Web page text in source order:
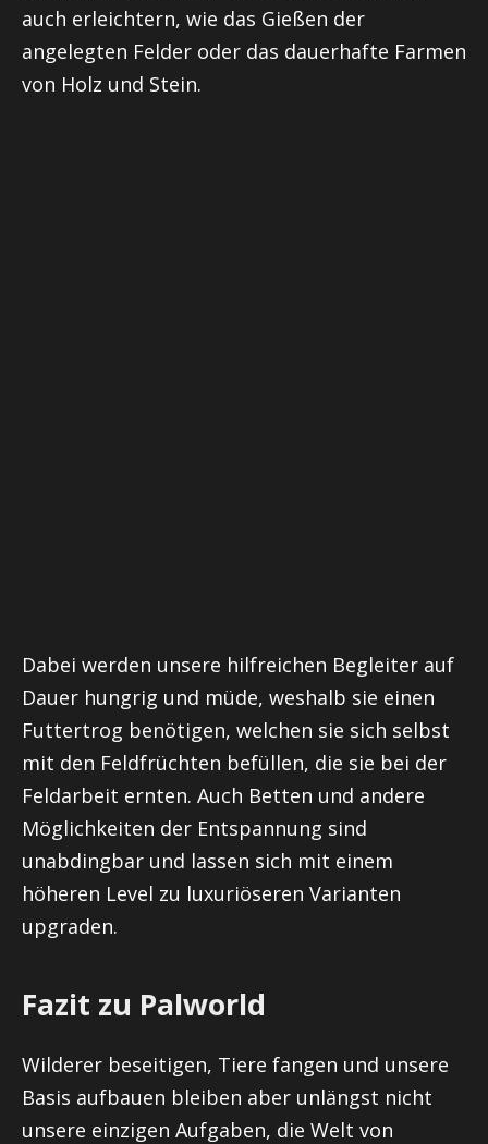
auch erleichtern, wie das Gießen der
angelegten Felder oder das dauerhafte Farmen
von Holz und Stein.
Dabei werden unsere hilfreichen Begleiter auf
Dauer hungrig und müde, weshalb sie einen
Futtertrog benötigen, welchen sie sich selbst
mit den Feldfrüchten befüllen, die sie bei der
Feldarbeit ernten. Auch Betten und andere
Möglichkeiten der Entspannung sind
unabdingbar und lassen sich mit einem
höheren Level zu luxuriöseren Varianten
upgraden.
Fazit zu Palworld
Wilderer beseitigen, Tiere fangen und unsere
Basis aufbauen bleiben aber unlängst nicht
unsere einzigen Aufgaben, die Welt von